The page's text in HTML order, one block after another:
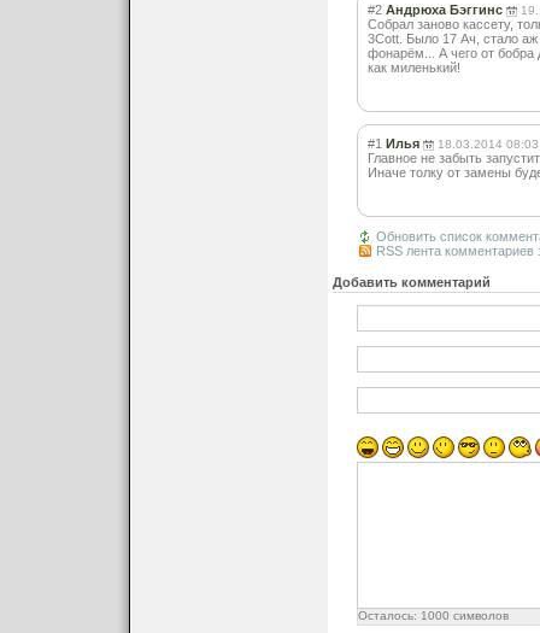
#2 Андрюха Бэггинс
Собрал заново кассету,
3Cott. Было 17 Ач, стало
фонарём... А чего от бобра
как миленький!
#1 Илья 18.03.2014 08:03
Главное не забыть
Иначе толку от замены
Обновить список
RSS лента комментариев
Добавить комментарий
Осталось: 1000 символов